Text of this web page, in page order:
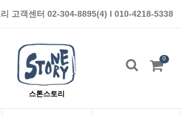
고객센터 02-304-8895(4) I 010-4218-5338
스톤스토리
0